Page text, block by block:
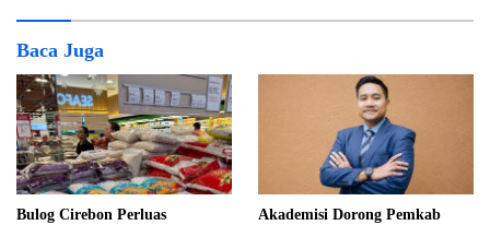
Baca Juga
Bulog Cirebon Perluas
Akademisi Dorong Pemkab